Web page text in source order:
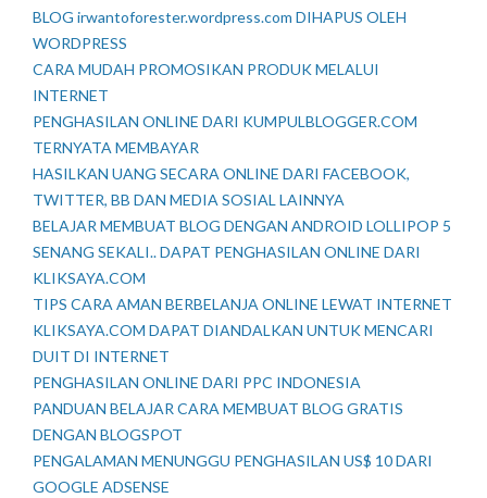
BLOG irwantoforester.wordpress.com DIHAPUS OLEH
WORDPRESS
CARA MUDAH PROMOSIKAN PRODUK MELALUI
INTERNET
PENGHASILAN ONLINE DARI KUMPULBLOGGER.COM
TERNYATA MEMBAYAR
HASILKAN UANG SECARA ONLINE DARI FACEBOOK,
TWITTER, BB DAN MEDIA SOSIAL LAINNYA
BELAJAR MEMBUAT BLOG DENGAN ANDROID LOLLIPOP 5
SENANG SEKALI.. DAPAT PENGHASILAN ONLINE DARI
KLIKSAYA.COM
TIPS CARA AMAN BERBELANJA ONLINE LEWAT INTERNET
KLIKSAYA.COM DAPAT DIANDALKAN UNTUK MENCARI
DUIT DI INTERNET
PENGHASILAN ONLINE DARI PPC INDONESIA
PANDUAN BELAJAR CARA MEMBUAT BLOG GRATIS
DENGAN BLOGSPOT
PENGALAMAN MENUNGGU PENGHASILAN US$ 10 DARI
GOOGLE ADSENSE